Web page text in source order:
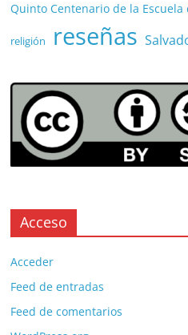
Quinto Centenario de la Escuela
religión reseñas
Acceso
Acceder
Feed de entradas
Feed de comentarios